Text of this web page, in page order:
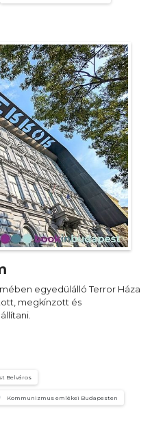
egyedülálló Terror Háza
megkínzott és
Belváros
Kommunizmus emlékei Budapesten